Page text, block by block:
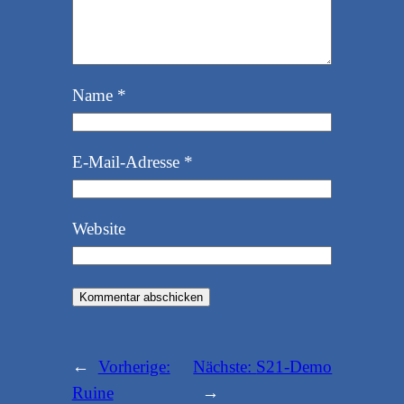
Name *
E-Mail-Adresse *
Website
←
Vorherige:
Ruine
Nächste: S21-Demo
→